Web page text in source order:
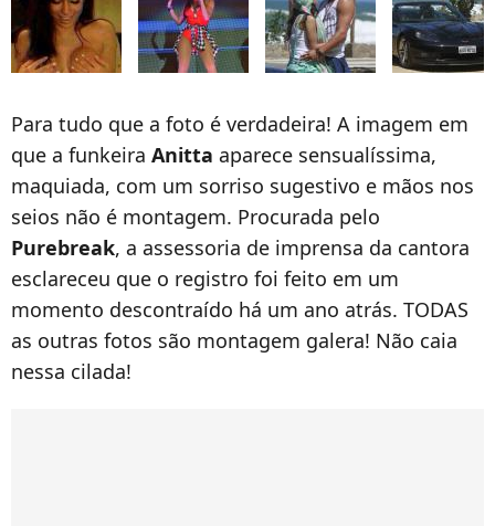
Para tudo que a foto é verdadeira! A imagem em
que a funkeira Anitta aparece sensualíssima,
maquiada, com um sorriso sugestivo e mãos nos
seios não é montagem. Procurada pelo
Purebreak, a assessoria de imprensa da cantora
esclareceu que o registro foi feito em um
momento descontraído há um ano atrás. TODAS
as outras fotos são montagem galera! Não caia
nessa cilada!